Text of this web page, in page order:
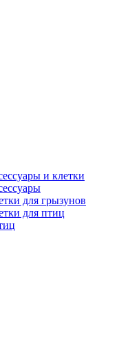
и клетки
для грызунов
для птиц